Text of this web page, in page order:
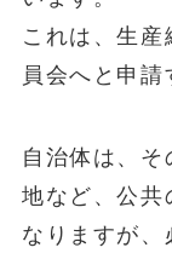
これは、生
員会へと申請
自治体は、そ
地など、公共
なりますが、